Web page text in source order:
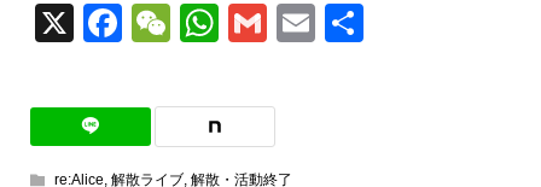
X Facebook
WeChat
WhatsApp
GmailEmail
re:Alice 解散ライブ, 解散・活動終了